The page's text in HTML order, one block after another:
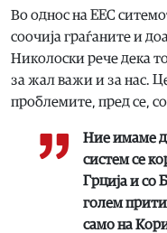
Во однос на ЕЕС
соочија граѓаните и
Николоски рече дека
за жал важи и за нас.
проблемите, пред се,
Ние имаме
систем се
Грција и со
голем
само на